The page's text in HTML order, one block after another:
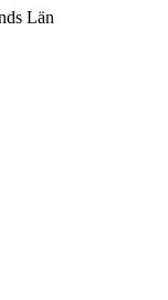
Län